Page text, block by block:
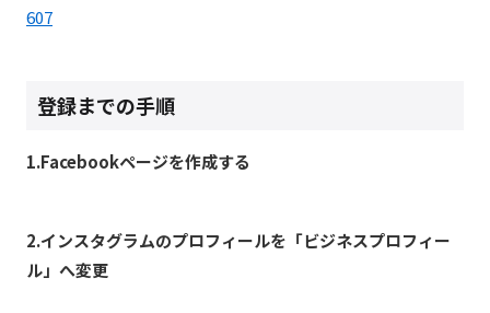
607
登録までの手順
1.Facebookページを作成する
2.インスタグラムのプロフィールを「ビジネスプロフィー
ル」へ変更